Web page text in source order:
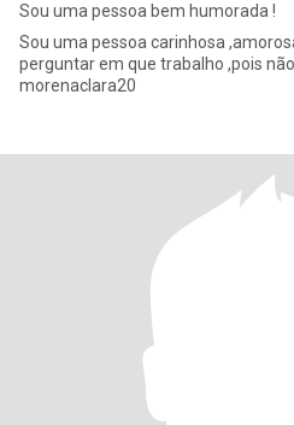
Sou uma pessoa bem humorada !
Sou uma pessoa carinhosa
perguntar em que trabalho ,pois não
morenaclara20